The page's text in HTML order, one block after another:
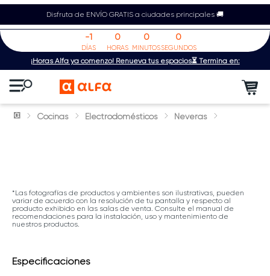
Disfruta de ENVÍO GRATIS a ciudades principales 🚚
¡Horas Alfa ya comenzó! Renueva tus espacios⏳ Termina en:
-1
DÍAS
0
HORAS
0
MINUTOS
0
SEGUNDOS
Cocinas Electrodomésticos Neveras
*Las fotografías de productos y ambientes son ilustrativas, pueden
variar de acuerdo con la resolución de tu pantalla y respecto al
producto exhibido en las salas de venta. Consulte el manual de
recomendaciones para la instalación, uso y mantenimiento de
nuestros productos.
Especificaciones